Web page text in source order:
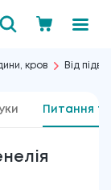
кров Від
Питання та